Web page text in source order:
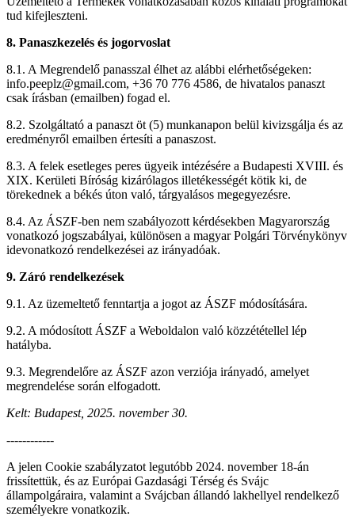
tud kifejleszteni.
8. Panaszkezelés és jogorvoslat
8.1. A Megrendelő panasszal élhet az alábbi elérhetőségeken:
info.peeplz@gmail.com, +36 70 776 4586, de hivatalos panaszt
csak írásban (emailben) fogad el.
8.2. Szolgáltató a panaszt öt (5) munkanapon belül kivizsgálja és az
eredményről emailben értesíti a panaszost.
8.3. A felek esetleges peres ügyeik intézésére a Budapesti XVIII. és
XIX. Kerületi Bíróság kizárólagos illetékességét kötik ki, de
törekednek a békés úton való, tárgyalásos megegyezésre.
8.4. Az ÁSZF-ben nem szabályozott kérdésekben Magyarország
vonatkozó jogszabályai, különösen a magyar Polgári Törvénykönyv
idevonatkozó rendelkezései az irányadóak.
9. Záró rendelkezések
9.1. Az üzemeltető fenntartja a jogot az ÁSZF módosítására.
9.2. A módosított ÁSZF a Weboldalon való közzététellel lép
hatályba.
9.3. Megrendelőre az ÁSZF azon verziója irányadó, amelyet
megrendelése során elfogadott.
Kelt: Budapest, 2025. november 30.
------------
A jelen Cookie szabályzatot legutóbb 2024. november 18-án
frissítettük, és az Európai Gazdasági Térség és Svájc
állampolgáraira, valamint a Svájcban állandó lakhellyel rendelkező
személyekre vonatkozik.